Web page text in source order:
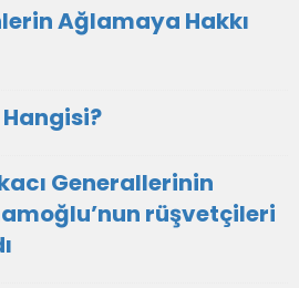
Ağlamaya Hakkı
Hangisi?
Generallerinin
rüşvetçileri